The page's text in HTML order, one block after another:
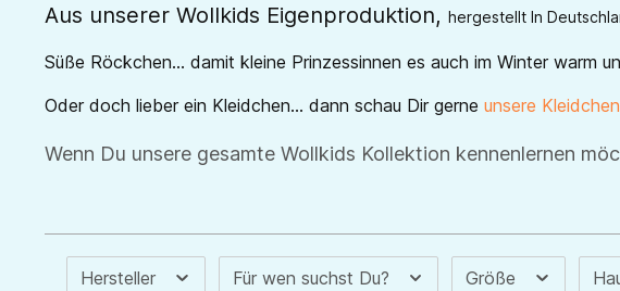
Aus unserer Wollkids Eigenproduktion, hergestellt In
Süße Röckchen... damit kleine Prinzessinnen es auch im Winter warm
Oder doch lieber ein Kleidchen... dann schau Dir gerne unsere Kleidchen
Wenn Du unsere gesamte Wollkids Kollektion kennenlernen
Hersteller Für wen suchst Du? Größe